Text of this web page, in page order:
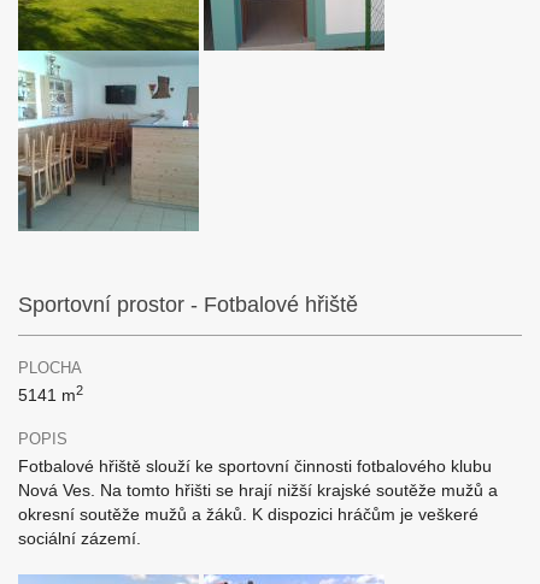
Sportovní prostor - Fotbalové hřiště
PLOCHA
5141 m2
POPIS
Fotbalové hřiště slouží ke sportovní činnosti fotbalového klubu
Nová Ves. Na tomto hřišti se hrají nižší krajské soutěže mužů a
okresní soutěže mužů a žáků. K dispozici hráčům je veškeré
sociální zázemí.